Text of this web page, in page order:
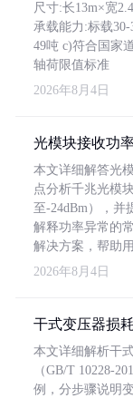
尺寸:长13m×宽
承载能力:标载
49吨 c)符合国家
轴荷限值标准
2026年8月4日
光模块接收功
本文详细解答光
点分析千兆光模
至-24dBm），并
解释功率异常的
解决方案，帮助
2026年8月4日
干式变压器损
本文详细解析干
（GB/T 10228-
例，分步骤说明